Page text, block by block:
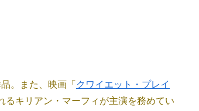
。また、映画「 クワイエット・プレイ
るキリアン・マーフィが主演を務めてい